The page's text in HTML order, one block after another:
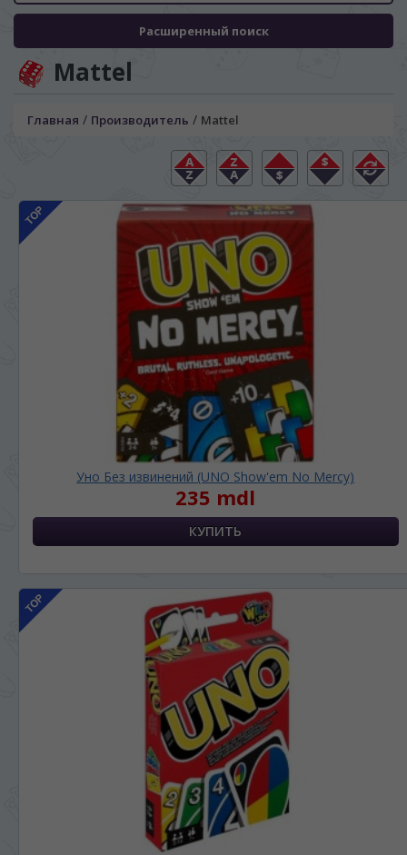
Расширенный поиск
Mattel
Главная / Производитель / Mattel
Уно Без извинений (UNO Show'em No Mercy)
235 mdl